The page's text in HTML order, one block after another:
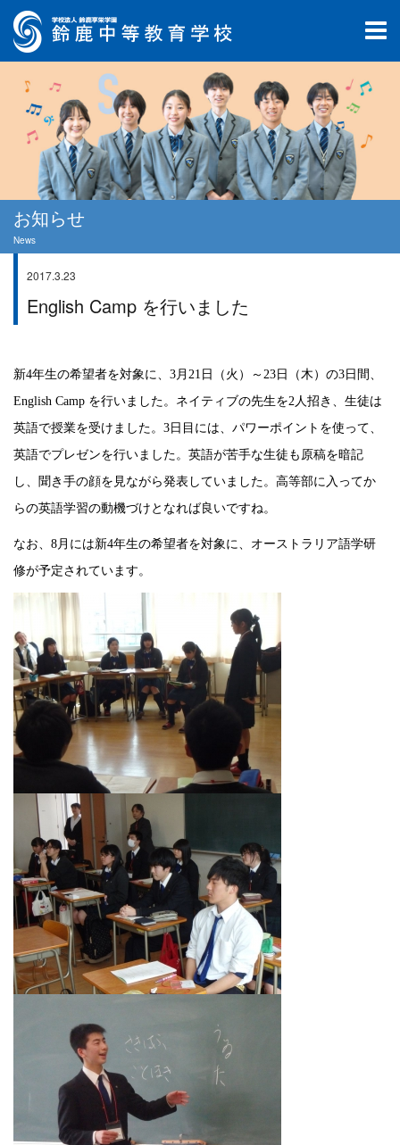
お知らせ
News
2017.3.23
English Camp を行いました
新4年生の希望者を対象に、 3 月 21 日（火）～ 23 日（木）の3 日間、
English Camp を行いました。ネイティブの先生を2 人招き、生徒は
英語で授業を受けました。 3 日目には、パワーポイントを使って、
英語でプレゼンを行いました。英語が苦手な生徒も原稿を暗記
し、聞き手の顔を見ながら発表していました。高等部に入ってか
らの英語学習の動機づけとなれば良いですね。
なお、 8 月には新4年生の希望者を対象に、オーストラリア語学研
修が予定されています。